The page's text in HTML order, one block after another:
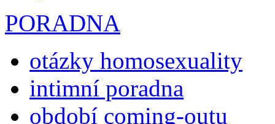
PORADNA
otázky homosexuality
intimní poradna
období coming-outu